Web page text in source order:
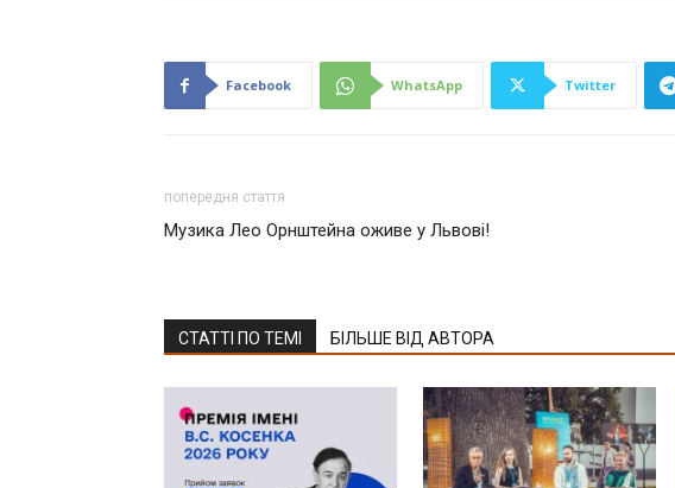
Facebook WhatsApp Twitter
попередня стаття
Музика Лео Орнштейна оживе у Львові!
СТАТТІ ПО ТЕМІ БІЛЬШЕ ВІД АВТОРА